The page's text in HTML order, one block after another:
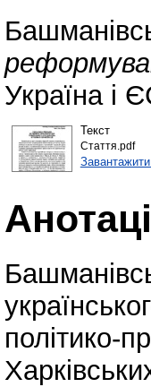
Україна і
Текст
Стаття.pdf
політико-